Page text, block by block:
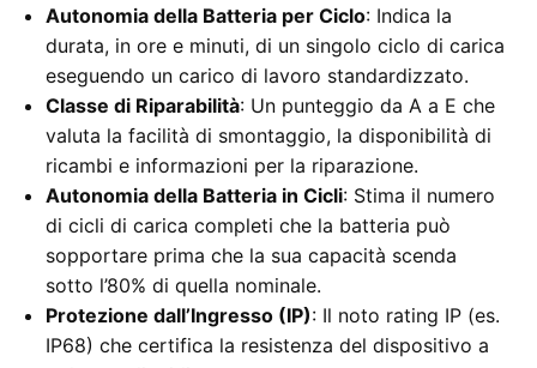
Autonomia della Batteria per Ciclo: Indica la
durata, in ore e minuti, di un singolo ciclo di carica
eseguendo un carico di lavoro standardizzato.
Classe di Riparabilità: Un punteggio da A a E che
valuta la facilità di smontaggio, la disponibilità di
ricambi e informazioni per la riparazione.
Autonomia della Batteria in Cicli: Stima il numero
di cicli di carica completi che la batteria può
sopportare prima che la sua capacità scenda
sotto l’80% di quella nominale.
Protezione dall’Ingresso (IP): Il noto rating IP (es.
IP68) che certifica la resistenza del dispositivo a